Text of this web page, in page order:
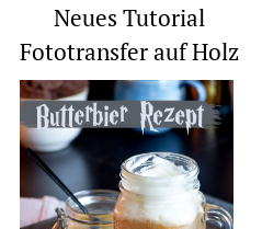
Neues Tutorial
Fototransfer auf Holz